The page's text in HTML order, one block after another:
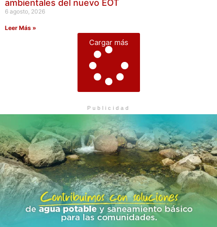
ambientales del nuevo EOT
6 agosto, 2026
Leer Más »
Cargar más
Publicidad